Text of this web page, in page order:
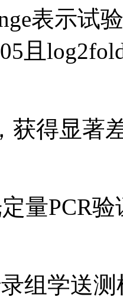
表示试
且
获得显著
量PCR验
组学送